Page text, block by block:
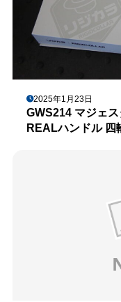
2025年1月23日
GWS214 マジェ
REALハンドル 四